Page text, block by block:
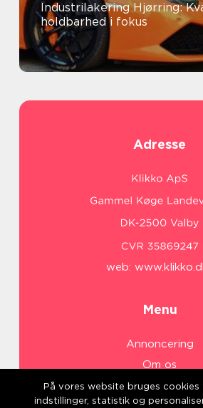
Industrilakering Hjørring:
holdbarhed i fokus
Adresse
web:
Menu
Annoncering
Om os
Cookies
På vores website bruges cookies
indstillinger, statistik og